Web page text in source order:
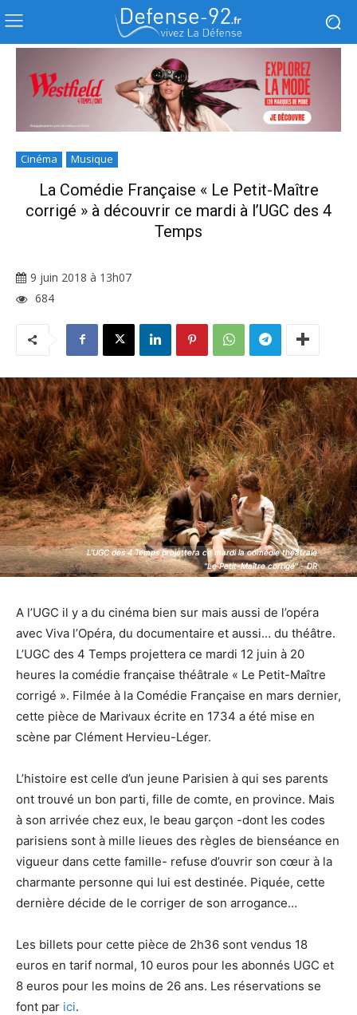
Cinéma Musique
La Comédie Française « Le Petit-Maître
corrigé » à découvrir ce mardi à l’UGC des 4
Temps
9 juin 2018 à 13h07
684
L'UGC des 4 Temps projettera ce mardi la comédie théâtrale
"Le Petit-Maître corrigé" - DR
L'UGC des 4 Temps projettera ce mardi la comédie théâtrale
"Le Petit-Maître corrigé" - DR
A l’UGC il y a du cinéma bien sur mais aussi de l’opéra
avec Viva l’Opéra, du documentaire et aussi… du théâtre.
L’UGC des 4 Temps projettera ce mardi 12 juin à 20
heures la comédie française théâtrale « Le Petit-Maître
corrigé ». Filmée à la Comédie Française en mars dernier,
cette pièce de Marivaux écrite en 1734 a été mise en
scène par Clément Hervieu-Léger.
L’histoire est celle d’un jeune Parisien à qui ses parents
ont trouvé un bon parti, fille de comte, en province. Mais
à son arrivée chez eux, le beau garçon -dont les codes
parisiens sont à mille lieues des règles de bienséance en
vigueur dans cette famille- refuse d’ouvrir son cœur à la
charmante personne qui lui est destinée. Piquée, cette
dernière décide de le corriger de son arrogance…
Les billets pour cette pièce de 2h36 sont vendus 18
euros en tarif normal, 10 euros pour les abonnés UGC et
8 euros pour les moins de 26 ans. Les réservations se
font par ici.